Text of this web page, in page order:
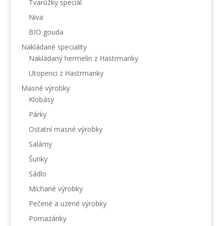
Tvarůžky speciál
Niva
BIO gouda
Nakládané speciality
Nakládaný hermelín z Hastrmanky
Utopenci z Hastrmanky
Masné výrobky
Klobásy
Párky
Ostatní masné výrobky
Salámy
Šunky
Sádlo
Míchané výrobky
Pečené a uzené výrobky
Pomazánky